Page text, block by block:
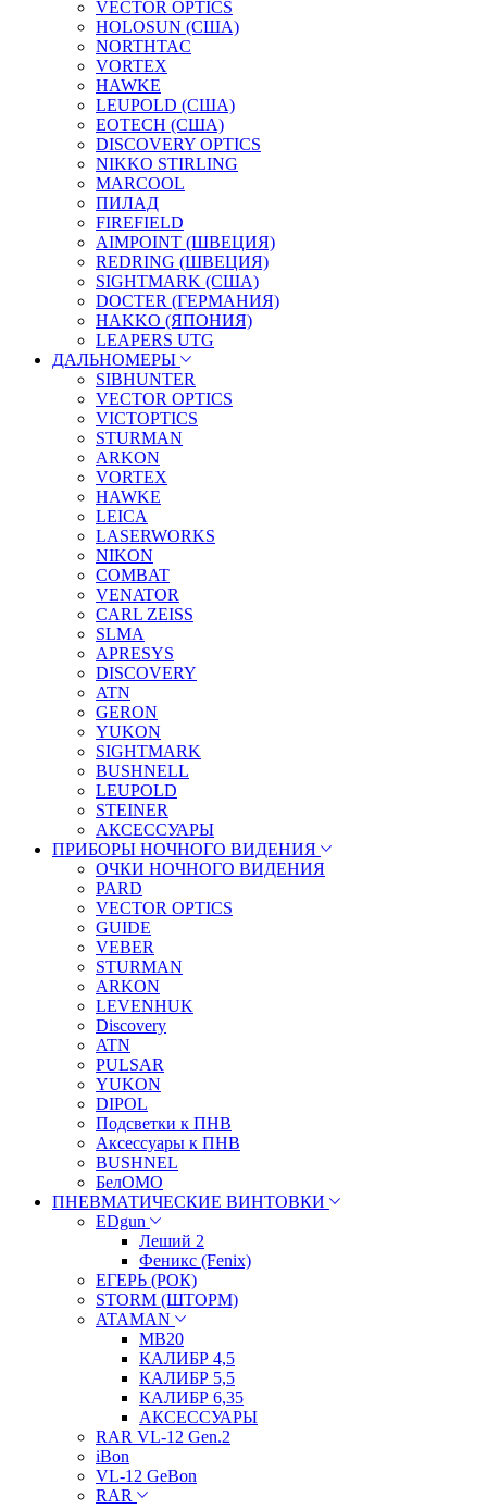
VECTOR OPTICS
HOLOSUN (США)
NORTHTAC
VORTEX
HAWKE
LEUPOLD (США)
EOTECH (США)
DISCOVERY OPTICS
NIKKO STIRLING
MARCOOL
ПИЛАД
FIREFIELD
AIMPOINT (ШВЕЦИЯ)
REDRING (ШВЕЦИЯ)
SIGHTMARK (США)
DOCTER (ГЕРМАНИЯ)
HAKKO (ЯПОНИЯ)
LEAPERS UTG
ДАЛЬНОМЕРЫ
SIBHUNTER
VECTOR OPTICS
VICTOPTICS
STURMAN
ARKON
VORTEX
HAWKE
LEICA
LASERWORKS
NIKON
COMBAT
VENATOR
CARL ZEISS
SLMA
APRESYS
DISCOVERY
ATN
GERON
YUKON
SIGHTMARK
BUSHNELL
LEUPOLD
STEINER
АКСЕССУАРЫ
ПРИБОРЫ НОЧНОГО ВИДЕНИЯ
ОЧКИ НОЧНОГО ВИДЕНИЯ
PARD
VECTOR OPTICS
GUIDE
VEBER
STURMAN
ARKON
LEVENHUK
Discovery
ATN
PULSAR
YUKON
DIPOL
Подсветки к ПНВ
Аксессуары к ПНВ
BUSHNEL
БелОМО
ПНЕВМАТИЧЕСКИЕ ВИНТОВКИ
EDgun
Леший 2
Феникс (Fenix)
ЕГЕРЬ (РОК)
STORM (ШТОРМ)
ATAMAN
МВ20
КАЛИБР 4,5
КАЛИБР 5,5
КАЛИБР 6,35
АКСЕССУАРЫ
RAR VL-12 Gen.2
iBon
VL-12 GeBon
RAR